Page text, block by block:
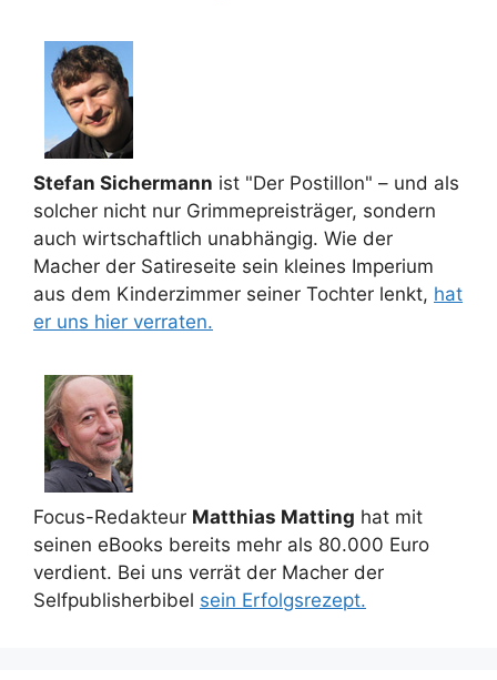
Stefan Sichermann ist "Der Postillon" – und als
solcher nicht nur Grimmepreisträger, sondern
auch wirtschaftlich unabhängig. Wie der
Macher der Satireseite sein kleines Imperium
aus dem Kinderzimmer seiner Tochter lenkt, hat
er uns hier verraten.
Focus-Redakteur Matthias Matting hat mit
seinen eBooks bereits mehr als 80.000 Euro
verdient. Bei uns verrät der Macher der
Selfpublisherbibel sein Erfolgsrezept.